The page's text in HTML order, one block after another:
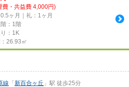
費・共益費 4,000円)
ヶ月｜礼：1ヶ月
：1階
：1K
26.93㎡
線 「 新百合ヶ丘 」駅 徒歩25分